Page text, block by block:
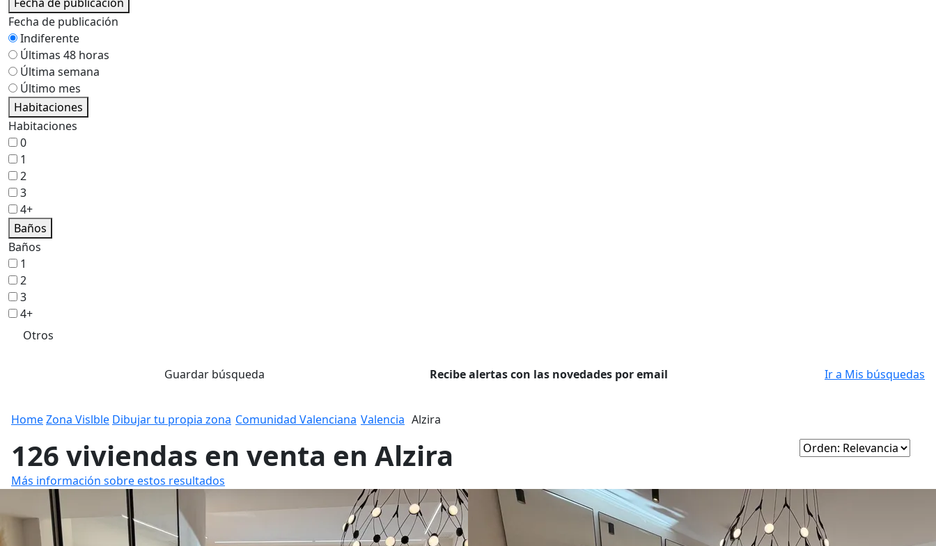
Fecha de publicación
Indiferente
Últimas 48 horas
Última semana
Último mes
Habitaciones
Habitaciones
0
1
2
3
4+
Baños
Baños
1
2
3
4+
Otros
Guardar búsqueda Recibe alertas con las novedades por email Ir a Mis búsquedas
HomeZona Vislble Dibujar tu propia zona Comunidad Valenciana Valencia Alzira
126 viviendas en venta en Alzira
Más información sobre estos resultados